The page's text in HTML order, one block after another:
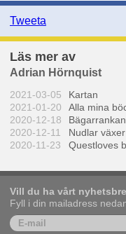
Tweeta
Läs mer av
Adrian Hörnquist
2021-03-05
Kartan
2021-01-20
Alla mina
2020-12-18
Bägarrankan
2020-12-11
Nudlar
2020-11-23
Questloves
Vill du ha vårt
Fyll i din mailadress